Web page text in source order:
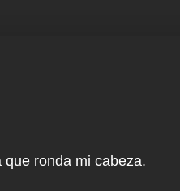
ronda mi cabeza.